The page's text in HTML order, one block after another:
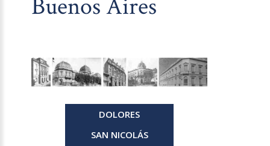
Buenos Aires
DOLORES
SAN NICOLÁS